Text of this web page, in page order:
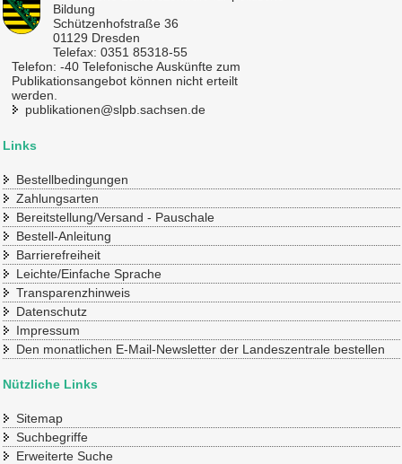
Bildung
Schützenhofstraße 36
01129 Dresden
Telefax: 0351 85318-55
Telefon: -40 Telefonische Auskünfte zum
Publikationsangebot können nicht erteilt
werden.
publikationen@slpb.sachsen.de
Links
Bestellbedingungen
Zahlungsarten
Bereitstellung/Versand - Pauschale
Bestell-Anleitung
Barrierefreiheit
Leichte/Einfache Sprache
Transparenzhinweis
Datenschutz
Impressum
Den monatlichen E-Mail-Newsletter der Landeszentrale bestellen
Nützliche Links
Sitemap
Suchbegriffe
Erweiterte Suche